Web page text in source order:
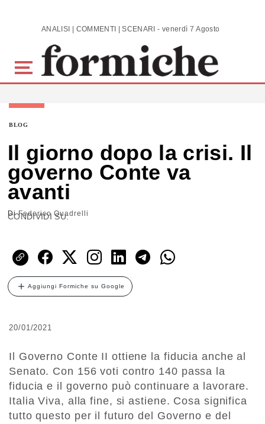
Skip to main content ANALISI | COMMENTI | SCENARI - venerdì 7 Agosto 2026
BLOG
Il giorno dopo la crisi. Il
governo Conte va
avanti
DiFederico Quadrelli
CONDIVIDI SU:
Aggiungi Formiche su Google
20/01/2021
Il Governo Conte II ottiene la fiducia anche al
Senato. Con 156 voti contro 140 passa la
fiducia e il governo può continuare a lavorare.
Italia Viva, alla fine, si astiene. Cosa significa
tutto questo per il futuro del Governo e del